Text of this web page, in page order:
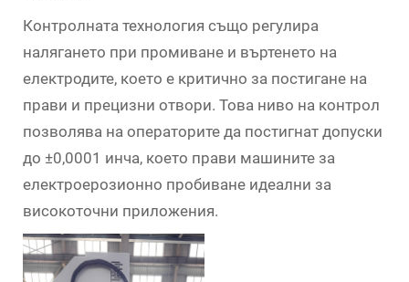
Контролната технология също регулира
налягането при промиване и въртенето на
електродите, което е критично за постигане на
прави и прецизни отвори. Това ниво на контрол
позволява на операторите да постигнат допуски
до ±0,0001 инча, което прави машините за
електроерозионно пробиване идеални за
високоточни приложения.